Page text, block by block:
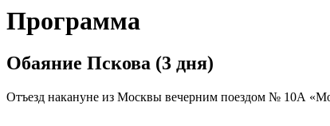
Программа
Обаяние Пскова (3 дня)
Отъезд накануне из Москвы вечерним поездом № 10А